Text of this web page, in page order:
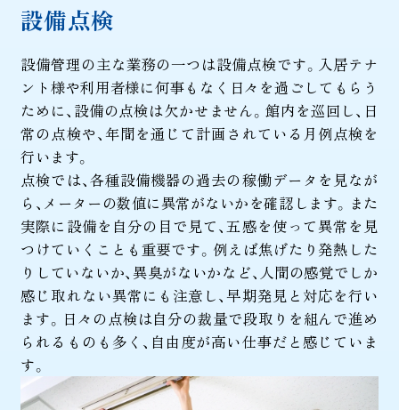
設備点検
設備管理の主な業務の一つは設備点検です。入居テナ
ント様や利用者様に何事もなく日々を過ごしてもらう
ために、設備の点検は欠かせません。館内を巡回し、日
常の点検や、年間を通じて計画されている月例点検を
行います。
点検では、各種設備機器の過去の稼働データを見なが
ら、メーターの数値に異常がないかを確認します。また
実際に設備を自分の目で見て、五感を使って異常を見
つけていくことも重要です。例えば焦げたり発熱した
りしていないか、異臭がないかなど、人間の感覚でしか
感じ取れない異常にも注意し、早期発見と対応を行い
ます。日々の点検は自分の裁量で段取りを組んで進め
られるものも多く、自由度が高い仕事だと感じていま
す。